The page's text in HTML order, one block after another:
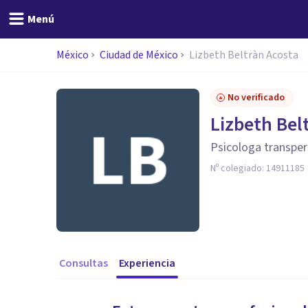
Menú
México Ciudad de México Lizbeth Beltràn Acosta
No verificado
Lizbeth
Psicologa
Nº colegiado: 14911185
Consultas Experiencia